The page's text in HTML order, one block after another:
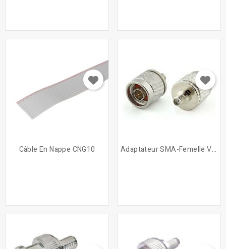
Câble En Nappe CNG10 Adaptateur SMA-Femelle Vers...